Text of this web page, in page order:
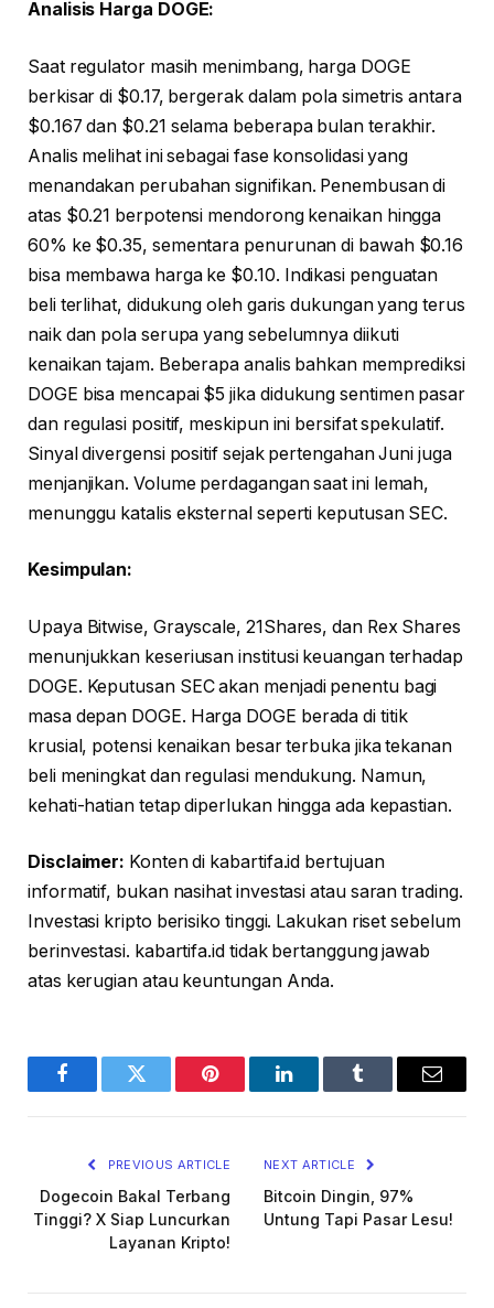
Analisis Harga DOGE:
Saat regulator masih menimbang, harga DOGE
berkisar di $0.17, bergerak dalam pola simetris antara
$0.167 dan $0.21 selama beberapa bulan terakhir.
Analis melihat ini sebagai fase konsolidasi yang
menandakan perubahan signifikan. Penembusan di
atas $0.21 berpotensi mendorong kenaikan hingga
60% ke $0.35, sementara penurunan di bawah $0.16
bisa membawa harga ke $0.10. Indikasi penguatan
beli terlihat, didukung oleh garis dukungan yang terus
naik dan pola serupa yang sebelumnya diikuti
kenaikan tajam. Beberapa analis bahkan memprediksi
DOGE bisa mencapai $5 jika didukung sentimen pasar
dan regulasi positif, meskipun ini bersifat spekulatif.
Sinyal divergensi positif sejak pertengahan Juni juga
menjanjikan. Volume perdagangan saat ini lemah,
menunggu katalis eksternal seperti keputusan SEC.
Kesimpulan:
Upaya Bitwise, Grayscale, 21Shares, dan Rex Shares
menunjukkan keseriusan institusi keuangan terhadap
DOGE. Keputusan SEC akan menjadi penentu bagi
masa depan DOGE. Harga DOGE berada di titik
krusial, potensi kenaikan besar terbuka jika tekanan
beli meningkat dan regulasi mendukung. Namun,
kehati-hatian tetap diperlukan hingga ada kepastian.
Disclaimer: Konten di kabartifa.id bertujuan
informatif, bukan nasihat investasi atau saran trading.
Investasi kripto berisiko tinggi. Lakukan riset sebelum
berinvestasi. kabartifa.id tidak bertanggung jawab
atas kerugian atau keuntungan Anda.
FacebookTwitter Pinterest LinkedInTumblr Email
PREVIOUS ARTICLE
Dogecoin Bakal Terbang
Tinggi? X Siap Luncurkan
Layanan Kripto!
NEXT ARTICLE
Bitcoin Dingin, 97%
Untung Tapi Pasar Lesu!